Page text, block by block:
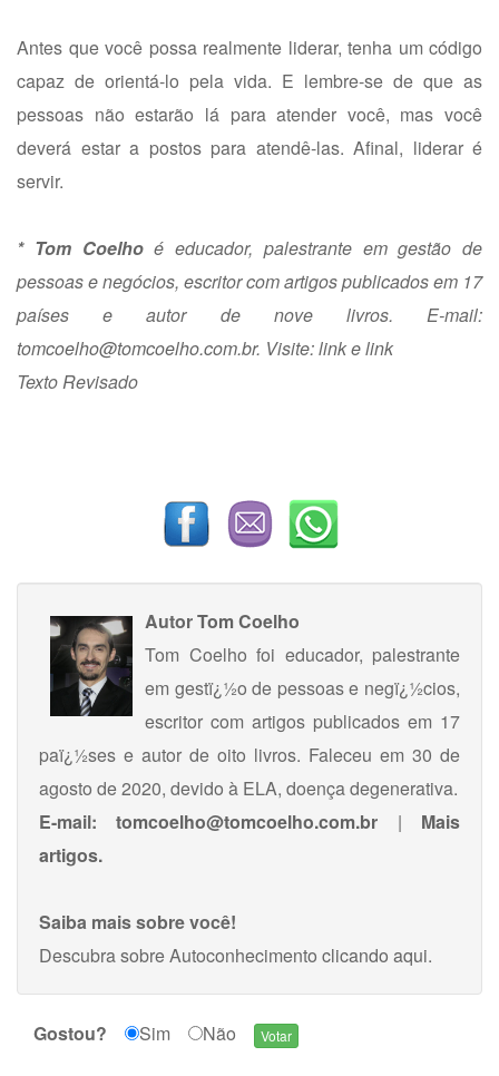
Antes que você possa realmente liderar, tenha um código
capaz de orientá-lo pela vida. E lembre-se de que as
pessoas não estarão lá para atender você, mas você
deverá estar a postos para atendê-las. Afinal, liderar é
servir.
* Tom Coelhoé educador, palestrante em gestão de
pessoas e negócios, escritor com artigos publicados em 17
países e autor de nove livros. E-mail:
tomcoelho@tomcoelho.com.br. Visite:linkelink
Texto Revisado
AutorTom Coelho
Tom Coelho foi educador, palestrante
em gestï¿½o de pessoas e negï¿½cios,
escritor com artigos publicados em 17
paï¿½ses e autor de oito livros. Faleceu em 30 de
agosto de 2020, devido à ELA, doença degenerativa.
E-mail:
tomcoelho@tomcoelho.com.br | Mais
artigos.
Saiba mais sobre você!
Descubra sobre Autoconhecimento clicando aqui.
Gostou? Sim Não